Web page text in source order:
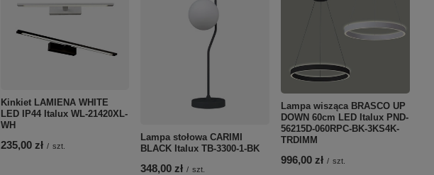
Kinkiet LAMIENA WHITE
LED IP44 Italux WL-21420XL-
WH
235,00 zł / szt.
Lampa stołowa CARIMI
BLACK Italux TB-3300-1-BK
348,00 zł / szt.
Lampa wisząca BRASCO UP
DOWN 60cm LED Italux PND-
56215D-060RPC-BK-3KS4K-
TRDIMM
996,00 zł / szt.